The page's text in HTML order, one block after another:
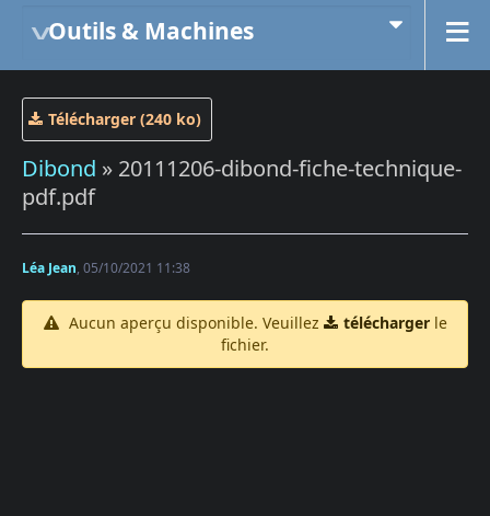
Outils & Machines
Télécharger (240 ko)
Dibond » 20111206-dibond-fiche-technique-
pdf.pdf
Léa Jean, 05/10/2021 11:38
Aucun aperçu disponible. Veuillez téléchargerle
fichier.